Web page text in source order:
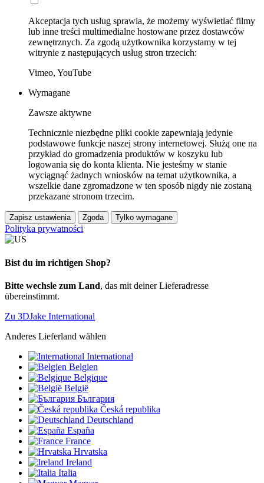
Akceptacja tych usług sprawia, że możemy wyświetlać filmy
lub inne treści multimedialne hostowane przez dostawców
zewnętrznych. Za zgodą użytkownika korzystamy w tej
witrynie z następujących usług stron trzecich:
Vimeo, YouTube
Wymagane
Zawsze aktywne
Technicznie niezbędne pliki cookie zapewniają jedynie
podstawowe funkcje naszej strony internetowej. Służą one na
przykład do gromadzenia produktów w koszyku lub
logowania się do konta klienta. Nie jesteśmy w stanie
wyciągnąć żadnych wniosków na temat użytkownika, a
wszelkie dane zgromadzone w ten sposób nigdy nie zostaną
przekazane stronom trzecim.
Zapisz ustawienia Zgoda Tylko wymagane
Polityka prywatności
Bist du im richtigen Shop?
Bitte wechsle zum Land, das mit deiner Lieferadresse
übereinstimmt.
Zu 3DJake International
Anderes Lieferland wählen
International
Belgien
Belgique
België
България
Česká republika
Deutschland
España
France
Hrvatska
Ireland
Italia